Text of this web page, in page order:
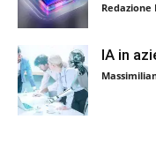
Redazione
IA in